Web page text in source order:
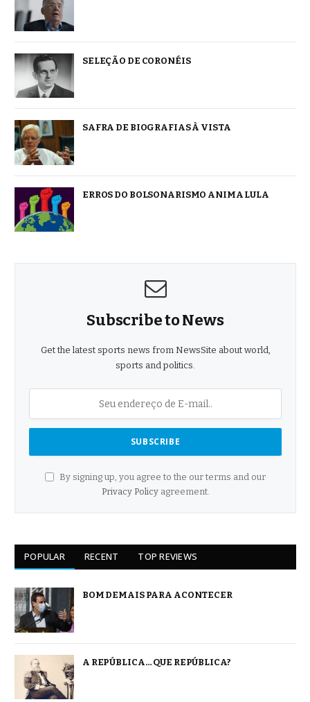
SELEÇÃO DE CORONÉIS
SAFRA DE BIOGRAFIAS À VISTA
ERROS DO BOLSONARISMO ANIMA LULA
Subscribe to News
Get the latest sports news from NewsSite about world,
sports and politics.
By signing up, you agree to the our terms and our
Privacy Policyagreement.
POPULAR RECENT TOP REVIEWS
BOM DEMAIS PARA ACONTECER
A REPÚBLICA… QUE REPÚBLICA?